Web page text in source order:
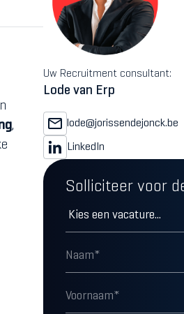
,
Uw Recruitment consultant:
Lode van Erp
lode@jorissendejonck.be
LinkedIn
Solliciteer voor